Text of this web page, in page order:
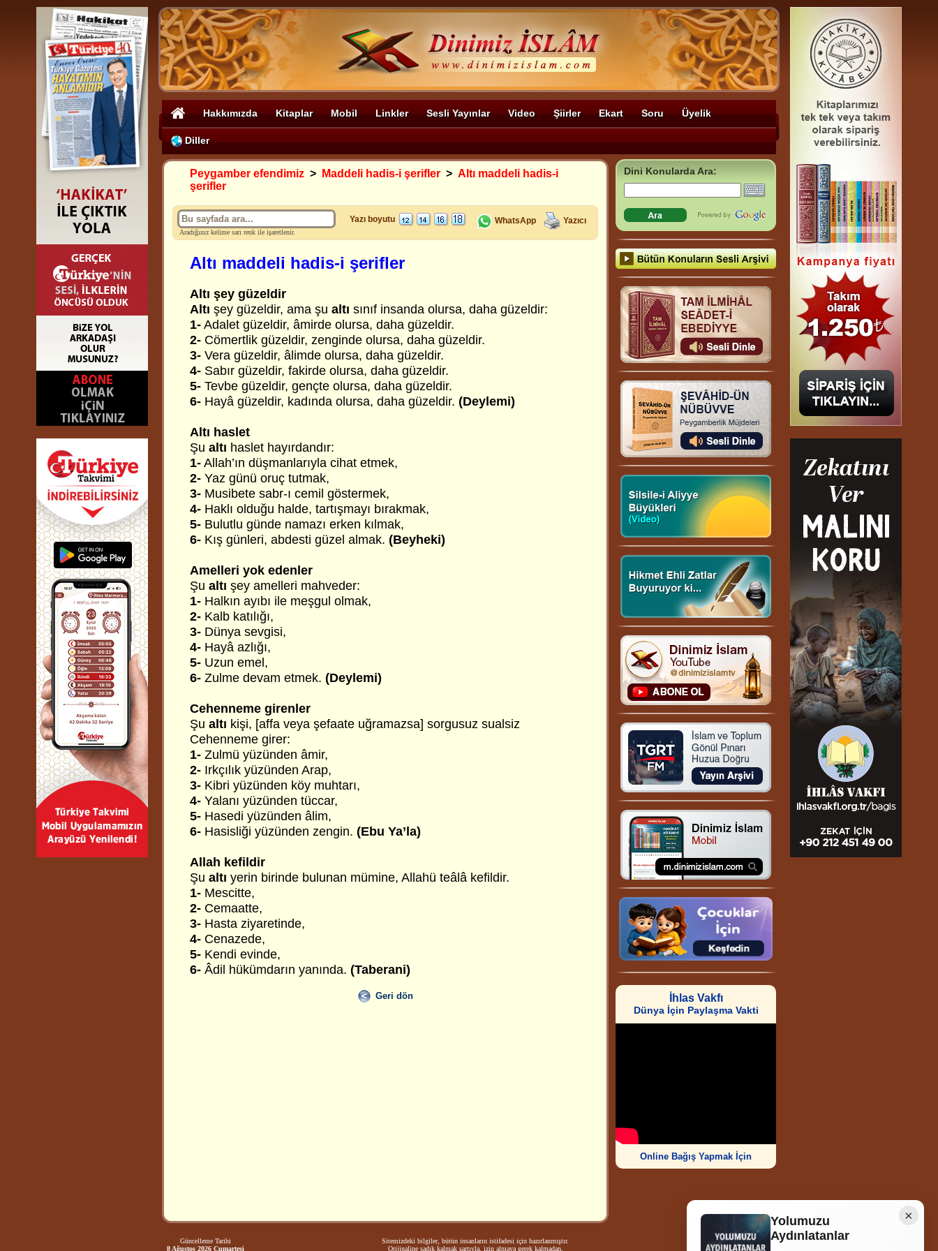
Hakkımızda Kitaplar Mobil Linkler Sesli Yayınlar Video Şiirler Ekart Soru Üyelik
Diller
Peygamber efendimiz > Maddeli hadis-i şerifler > Altı maddeli hadis-i
şerifler
Aradığınız kelime sarı renk ile işaretlenir.
Yazı boyutu WhatsApp Yazıcı
Altı maddeli hadis-i şerifler
Altı şey güzeldir
Altı şey güzeldir, ama şu altı sınıf insanda olursa, daha güzeldir:
1- Adalet güzeldir, âmirde olursa, daha güzeldir.
2- Cömertlik güzeldir, zenginde olursa, daha güzeldir.
3- Vera güzeldir, âlimde olursa, daha güzeldir.
4- Sabır güzeldir, fakirde olursa, daha güzeldir.
5- Tevbe güzeldir, gençte olursa, daha güzeldir.
6- Hayâ güzeldir, kadında olursa, daha güzeldir. (Deylemi)
Altı haslet
Şu altı haslet hayırdandır:
1- Allah’ın düşmanlarıyla cihat etmek,
2- Yaz günü oruç tutmak,
3- Musibete sabr-ı cemil göstermek,
4- Haklı olduğu halde, tartışmayı bırakmak,
5- Bulutlu günde namazı erken kılmak,
6- Kış günleri, abdesti güzel almak. (Beyheki)
Amelleri yok edenler
Şu altı şey amelleri mahveder:
1- Halkın ayıbı ile meşgul olmak,
2- Kalb katılığı,
3- Dünya sevgisi,
4- Hayâ azlığı,
5- Uzun emel,
6- Zulme devam etmek. (Deylemi)
Cehenneme girenler
Şu altı kişi, [affa veya şefaate uğramazsa] sorgusuz sualsiz
Cehenneme girer:
1- Zulmü yüzünden âmir,
2- Irkçılık yüzünden Arap,
3- Kibri yüzünden köy muhtarı,
4- Yalanı yüzünden tüccar,
5- Hasedi yüzünden âlim,
6- Hasisliği yüzünden zengin. (Ebu Ya’la)
Allah kefildir
Şu altı yerin birinde bulunan mümine, Allahü teâlâ kefildir.
1- Mescitte,
2- Cemaatte,
3- Hasta ziyaretinde,
4- Cenazede,
5- Kendi evinde,
6- Âdil hükümdarın yanında. (Taberani)
Geri dön
Dini Konularda Ara:
İhlas Vakfı
Dünya İçin Paylaşma Vakti
Online Bağış Yapmak İçin
Güncelleme Tarihi
8 Ağustos 2026 Cumartesi
Sitemizdeki bilgiler, bütün insanların istifadesi için hazırlanmıştır.
Orijinaline sadık kalmak şartıyla, izin almaya gerek kalmadan,
Ziyaretçi Sayısı
252.011.906
×
Yolumuzu
Aydınlatanlar